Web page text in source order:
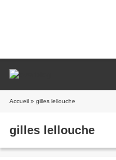
Accueil » gilles lellouche
gilles lellouche